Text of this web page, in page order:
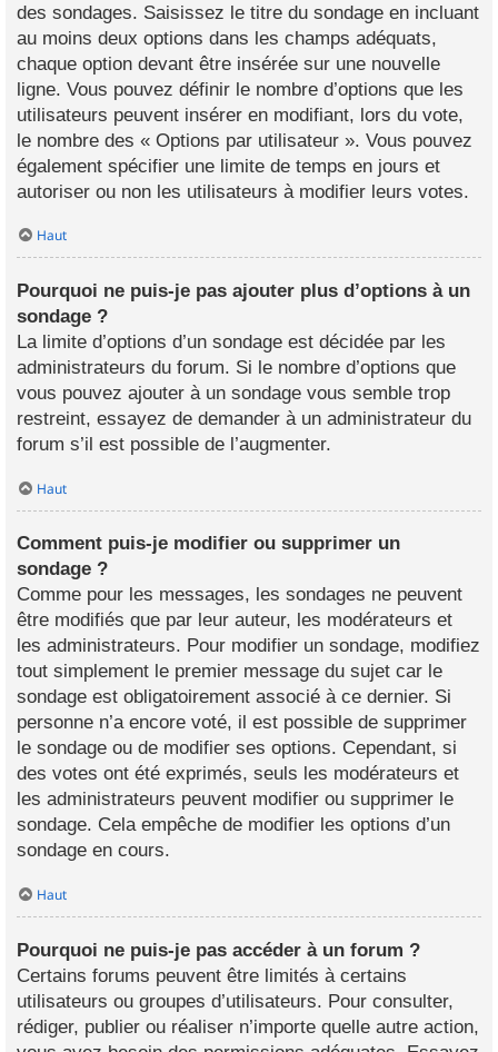
des sondages. Saisissez le titre du sondage en incluant
au moins deux options dans les champs adéquats,
chaque option devant être insérée sur une nouvelle
ligne. Vous pouvez définir le nombre d’options que les
utilisateurs peuvent insérer en modifiant, lors du vote,
le nombre des « Options par utilisateur ». Vous pouvez
également spécifier une limite de temps en jours et
autoriser ou non les utilisateurs à modifier leurs votes.
Haut
Pourquoi ne puis-je pas ajouter plus d’options à un
sondage ?
La limite d’options d’un sondage est décidée par les
administrateurs du forum. Si le nombre d’options que
vous pouvez ajouter à un sondage vous semble trop
restreint, essayez de demander à un administrateur du
forum s’il est possible de l’augmenter.
Haut
Comment puis-je modifier ou supprimer un
sondage ?
Comme pour les messages, les sondages ne peuvent
être modifiés que par leur auteur, les modérateurs et
les administrateurs. Pour modifier un sondage, modifiez
tout simplement le premier message du sujet car le
sondage est obligatoirement associé à ce dernier. Si
personne n’a encore voté, il est possible de supprimer
le sondage ou de modifier ses options. Cependant, si
des votes ont été exprimés, seuls les modérateurs et
les administrateurs peuvent modifier ou supprimer le
sondage. Cela empêche de modifier les options d’un
sondage en cours.
Haut
Pourquoi ne puis-je pas accéder à un forum ?
Certains forums peuvent être limités à certains
utilisateurs ou groupes d’utilisateurs. Pour consulter,
rédiger, publier ou réaliser n’importe quelle autre action,